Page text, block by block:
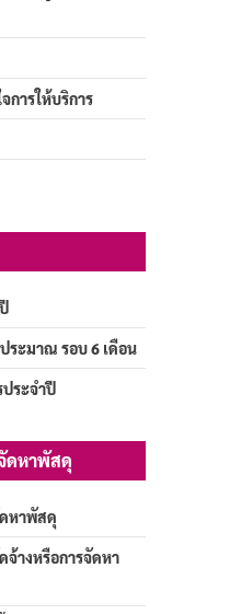
การให้บริการ
ระมาณ รอบ 6 เดือน
ระจำปี
ดหาพัสดุ
หาพัสดุ
จ้างหรือการจัดหา